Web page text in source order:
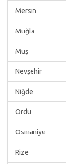
Mersin
Muğla
Muş
Nevşehir
Niğde
Ordu
Osmaniye
Rize